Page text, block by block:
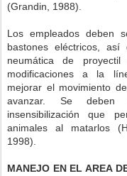
(Grandin, 1988).
Los empleados deben
bastones eléctricos,
neumática de
modificaciones a la
mejorar el movimiento
avanzar. Se deben
insensibilización que
animales al matarlos
1998).
MANEJO EN EL AREA